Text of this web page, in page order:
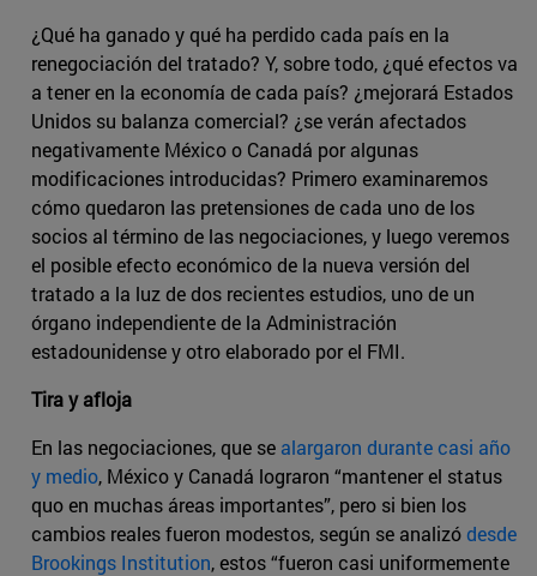
¿Qué ha ganado y qué ha perdido cada país en la
renegociación del tratado? Y, sobre todo, ¿qué efectos va
a tener en la economía de cada país? ¿mejorará Estados
Unidos su balanza comercial? ¿se verán afectados
negativamente México o Canadá por algunas
modificaciones introducidas? Primero examinaremos
cómo quedaron las pretensiones de cada uno de los
socios al término de las negociaciones, y luego veremos
el posible efecto económico de la nueva versión del
tratado a la luz de dos recientes estudios, uno de un
órgano independiente de la Administración
estadounidense y otro elaborado por el FMI.
Tira y afloja
En las negociaciones, que se alargaron durante casi año
y medio, México y Canadá lograron “mantener el status
quo en muchas áreas importantes”, pero si bien los
cambios reales fueron modestos, según se analizódesde
Brookings Institution, estos “fueron casi uniformemente